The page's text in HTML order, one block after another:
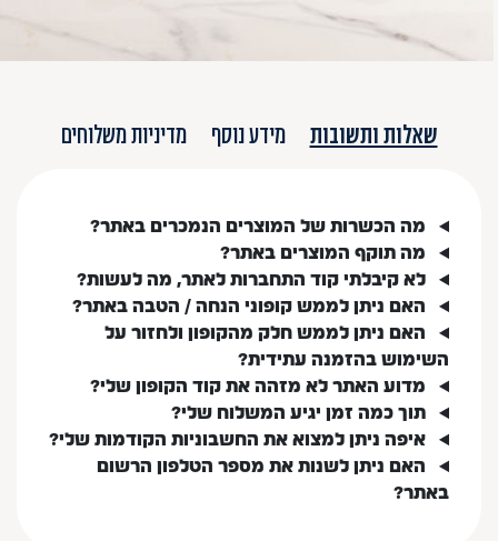
שאלות ותשובות מידע נוסף מדיניות משלוחים
מה הכשרות של המוצרים הנמכרים באתר?
מה תוקף המוצרים באתר?
לא קיבלתי קוד התחברות לאתר, מה לעשות?
האם ניתן לממש קופוני הנחה / הטבה באתר?
האם ניתן לממש חלק מהקופון ולחזור על
השימוש בהזמנה עתידית?
מדוע האתר לא מזהה את קוד הקופון שלי?
תוך כמה זמן יגיע המשלוח שלי?
איפה ניתן למצוא את החשבוניות הקודמות שלי?
האם ניתן לשנות את מספר הטלפון הרשום
באתר?